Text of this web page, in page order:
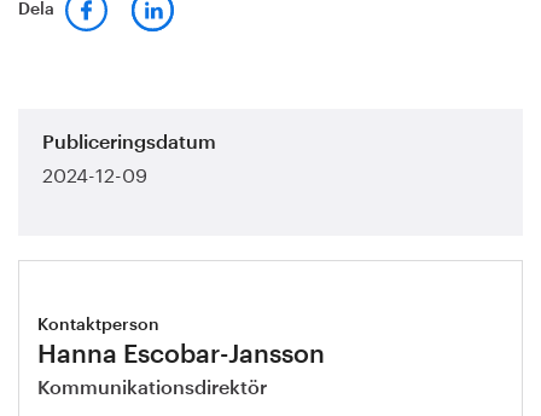
Dela
Publiceringsdatum
2024-12-09
Kontaktperson
Hanna Escobar-Jansson
Kommunikationsdirektör